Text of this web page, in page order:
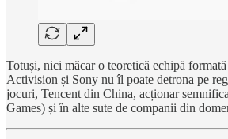
Totuși, nici măcar o teoretică echipă
Activision și Sony nu îl poate detrona pe
jocuri, Tencent din China, acționar
Games) și în alte sute de companii din